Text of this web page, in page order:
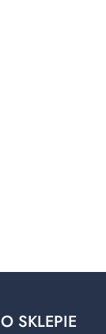
O SKLEPIE